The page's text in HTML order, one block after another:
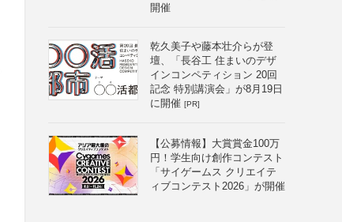
開催
乾久美子や藤本壮介らが登
壇、「長谷工 住まいのデザ
インコンペティション 20回
記念 特別講演会」が8月19日
に開催 [PR]
【公募情報】大賞賞金100万
円！学生向け創作コンテスト
「サイゲームス クリエイテ
ィブコンテスト2026」が開催